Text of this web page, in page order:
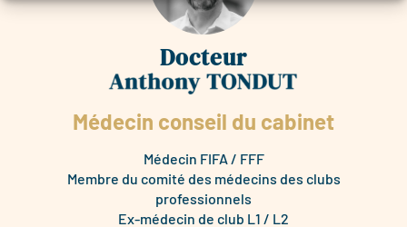
Docteur
Médecin conseil du cabinet
Médecin FIFA / FFF
Membre du comité des médecins des clubs
professionnels
Ex-médecin de club L1 / L2